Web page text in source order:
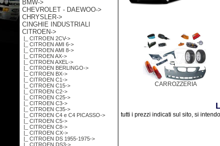
BMW->
CHEVROLET - DAEWOO->
CHRYSLER->
CINGHIE INDUSTRIALI
CITROEN->
|_ CITROEN 2CV->
|_ CITROEN AMI 6->
|_ CITROEN AMI 8->
|_ CITROEN AX->
|_ CITROEN AXEL->
|_ CITROEN BERLINGO->
|_ CITROEN BX->
|_ CITROEN C1->
|_ CITROEN C15->
|_ CITROEN C2->
|_ CITROEN C25->
|_ CITROEN C3->
|_ CITROEN C35->
|_ CITROEN C4 e C4 PICASSO->
|_ CITROEN C5->
|_ CITROEN C8->
|_ CITROEN CX->
|_ CITROEN DS 1955-1975->
|_ CITROEN DS3->
CARROZZERIA
tutti i prezzi indicati sul sito, si